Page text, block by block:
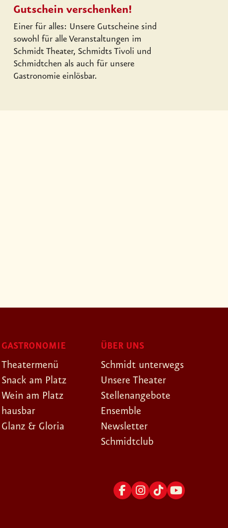
Gutschein verschenken!
Einer für alles: Unsere Gutscheine sind
sowohl für alle Veranstaltungen im
Schmidt Theater, Schmidts Tivoli und
Schmidtchen als auch für unsere
Gastronomie einlösbar.
GASTRONOMIE
Theatermenü
Snack am Platz
Wein am Platz
hausbar
Glanz & Gloria
ÜBER UNS
Schmidt unterwegs
Unsere Theater
Stellenangebote
Ensemble
Newsletter
Schmidtclub